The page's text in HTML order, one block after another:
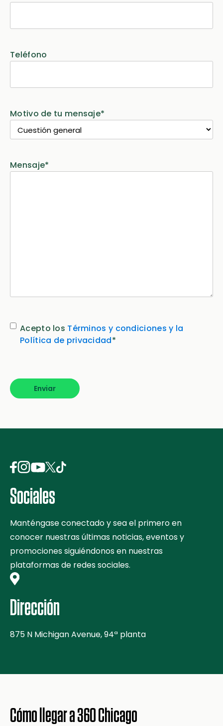
Teléfono
Motivo de tu mensaje*
Mensaje*
Consentimiento*
Acepto los Términos y condiciones y la
Política de privacidad*
Enviar
Sociales
Manténgase conectado y sea el primero en
conocer nuestras últimas noticias, eventos y
promociones siguiéndonos en nuestras
plataformas de redes sociales.
Dirección
875 N Michigan Avenue, 94ª planta
Cómo llegar a 360 Chicago